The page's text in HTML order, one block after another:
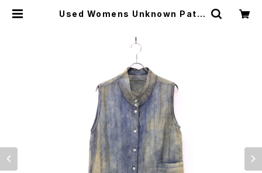
Used Womens Unknown Patc
vintage&culture store